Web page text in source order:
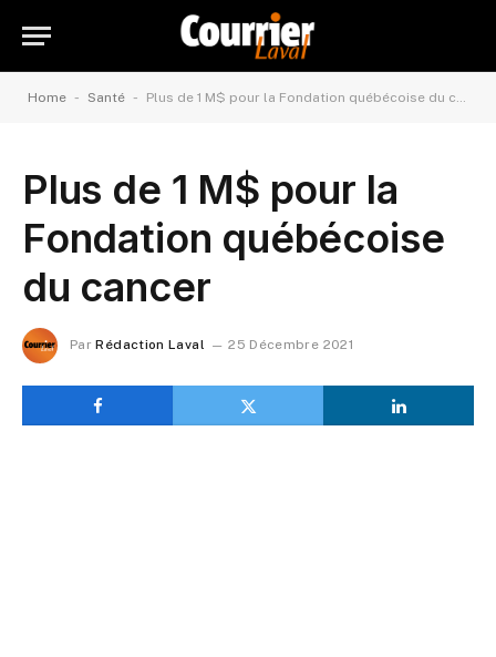
Home - Santé - Plus de 1 M$ pour la Fondation québécoise du cancer
Plus de 1 M$ pour la
Fondation québécoise
du cancer
Par Rédaction Laval 25 Décembre 2021